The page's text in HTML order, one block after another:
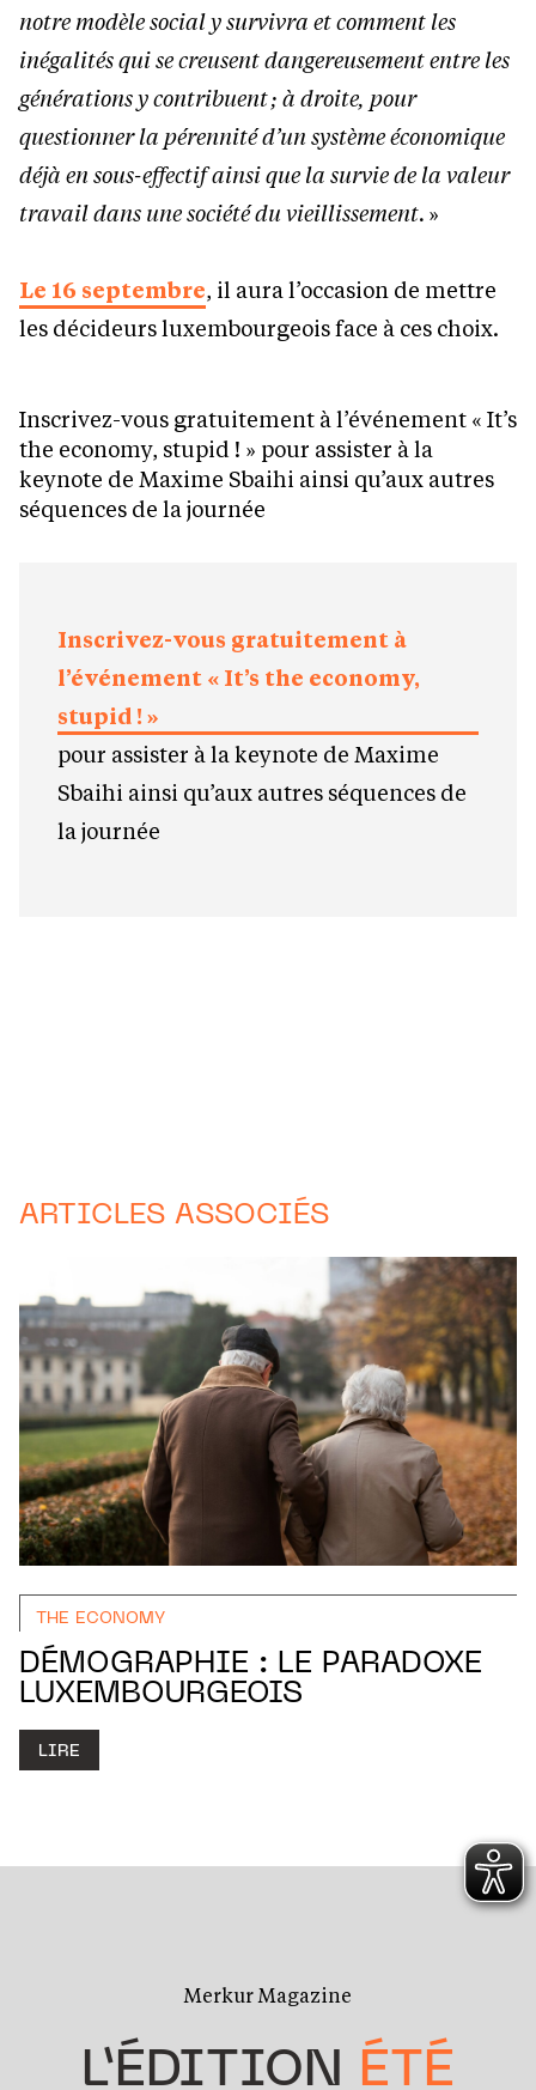
notre modèle social y survivra et comment les
inégalités qui se creusent dangereusement entre les
générations y contribuent ; à droite, pour
questionner la pérennité d’un système économique
déjà en sous-effectif ainsi que la survie de la valeur
travail dans une société du vieillissement. »
Le 16 septembre, il aura l’occasion de mettre
les décideurs luxembourgeois face à ces choix.
Inscrivez-vous gratuitement à l’événement « It’s
the economy, stupid ! » pour assister à la
keynote de Maxime Sbaihi ainsi qu’aux autres
séquences de la journée
Inscrivez-vous gratuitement à
l’événement « It’s the economy,
stupid ! »
pour assister à la keynote de Maxime
Sbaihi ainsi qu’aux autres séquences de
la journée
ARTICLES ASSOCIÉS
THE ECONOMY
DÉMOGRAPHIE : LE PARADOXE
LUXEMBOURGEOIS
LIRE
Merkur Magazine
L’ÉDITION ÉTÉ